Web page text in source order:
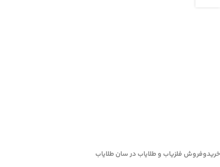
خریدوفروش فلزیاب و طلایاب در سان طلایاب